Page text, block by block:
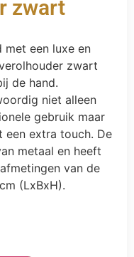
zwart
met een luxe en
zwart
de hand.
niet alleen
gebruik maar
extra touch. De
metaal en heeft
van de
(LxBxH).